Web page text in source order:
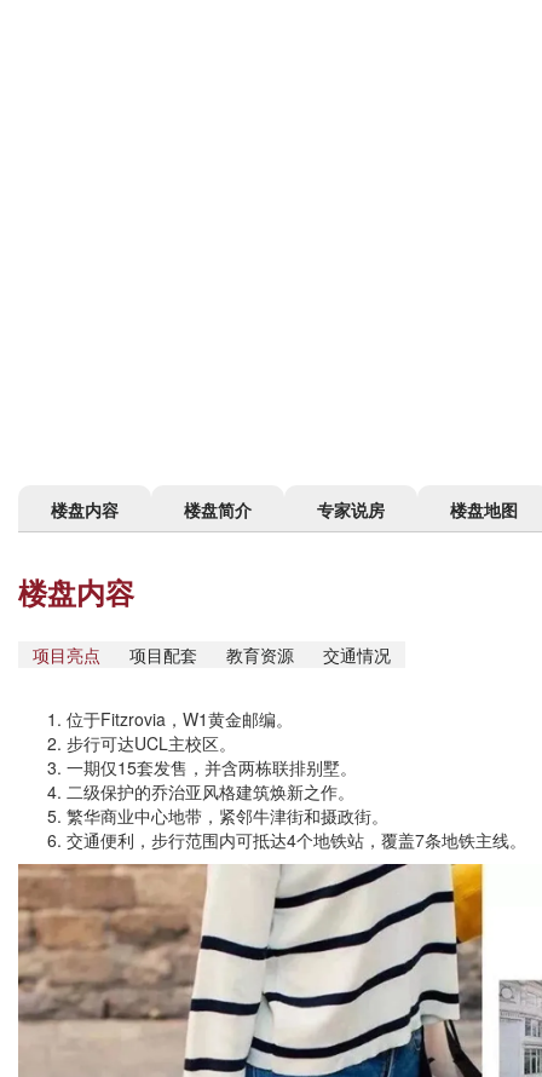
楼盘内容 楼盘简介 专家说房 楼盘地图
楼盘内容
项目亮点 项目配套 教育资源 交通情况
位于Fitzrovia，W1黄金邮编。
步行可达UCL主校区。
一期仅15套发售，并含两栋联排别墅。
二级保护的乔治亚风格建筑焕新之作。
繁华商业中心地带，紧邻牛津街和摄政街。
交通便利，步行范围内可抵达4个地铁站，覆盖7条地铁主线。